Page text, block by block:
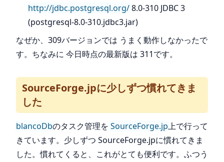
http://jdbc.postgresql.org/8.0-310 JDBC 3
(postgresql-8.0-310.jdbc3.jar)
なぜか、309バージョンでは うまく動作しなかったで
す。ちなみに 今日時点の最新版は 311です。
SourceForge.jpに少しずつ慣れてきま
した
blancoDbのタスク管理を SourceForge.jp上で行って
きています。少しずつ SourceForge.jpに慣れてきま
した。慣れてくると、これがとても便利です。ふつう